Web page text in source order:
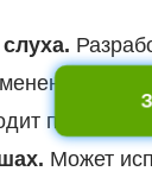
при
Может